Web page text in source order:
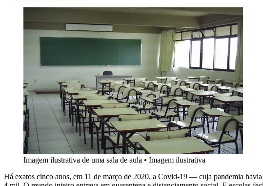
Imagem ilustrativa de uma sala de aula • Imagem ilustrativa
Há exatos cinco anos, em 11 de março de 2020, a Covid-19 — cuja pandemia